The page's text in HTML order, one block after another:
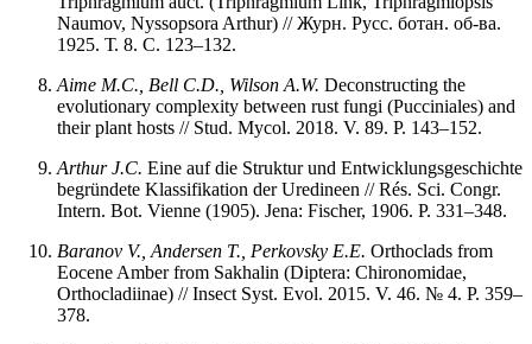
Naumov, Nyssopsora Arthur) // Журн. Русс. ботан. об-ва.
1925. Т. 8. С. 123–132.
Aime M.C., Bell C.D., Wilson A.W. Deconstructing the
evolutionary complexity between rust fungi (Pucciniales) and
their plant hosts // Stud. Mycol. 2018. V. 89. P. 143–152.
Arthur J.C. Eine auf die Struktur und Entwicklungsgeschichte
begründete Klassifikation der Uredineen // Rés. Sci. Congr.
Intern. Bot. Vienne (1905). Jena: Fischer, 1906. P. 331–348.
Baranov V., Andersen T., Perkovsky E.E. Orthoclads from
Eocene Amber from Sakhalin (Diptera: Chironomidae,
Orthocladiinae) // Insect Syst. Evol. 2015. V. 46. № 4. P. 359–
378.